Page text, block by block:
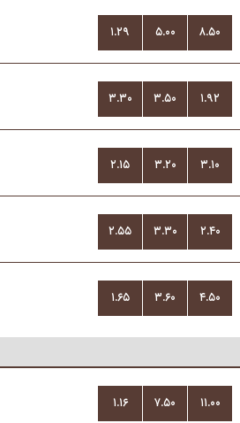
۱.۲۹ ۵.۰۰ ۸.۵۰
۳.۳۰ ۳.۵۰ ۱.۹۲
۲.۱۵ ۳.۲۰ ۳.۱۰
۲.۵۵ ۳.۳۰ ۲.۴۰
۱.۶۵ ۳.۶۰ ۴.۵۰
۱.۱۶ ۷.۵۰ ۱۱.۰۰